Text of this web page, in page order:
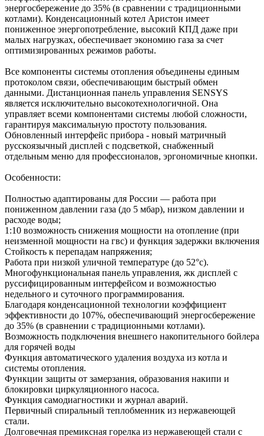
энергосбережение до 35% (в сравнении с традиционными
котлами). Конденсационный котел Аристон имеет
пониженное энергопотребление, высокий КПД даже при
малых нагрузках, обеспечивает экономию газа за счет
оптимизированных режимов работы.
Все компоненты системы отопления объединены единым
протоколом связи, обеспечивающим быстрый обмен
данными. Дистанционная панель управления SENSYS
является исключительно высокотехнологичной. Она
управляет всеми компонентами системы любой сложности,
гарантируя максимальную простоту пользования.
Обновленный интерфейс прибора - новый матричный
русскоязычный дисплей с подсветкой, снабженный
отдельным меню для профессионалов, эргономичные кнопки.
Особенности:
Полностью адаптированы для России — работа при
пониженном давлении газа (до 5 мбар), низком давлении и
расходе воды;
1:10 возможность снижения мощности на отопление (при
неизменной мощности на гвс) и функция задержки включения
Стойкость к перепадам напряжения;
Работа при низкой уличной температуре (до 52°с).
Многофункциональная панель управления, жк дисплей c
руссифицированным интерфейсом и возможностью
недельного и суточного программирования.
Благодаря конденсационной технологии коэффициент
эффективности до 107%, обеспечивающий энергосбережение
до 35% (в сравнении с традиционными котлами).
Возможность подключения внешнего накопительного бойлера
для горячей воды
Функция автоматического удаления воздуха из котла и
системы отопления.
Функции защиты от замерзания, образования накипи и
блокировки циркуляционного насоса.
Функция самодиагностики и журнал аварий.
Первичный спиральный теплобменник из нержавеющей
стали.
Долговечная премиксная горелка из нержавеющей стали с